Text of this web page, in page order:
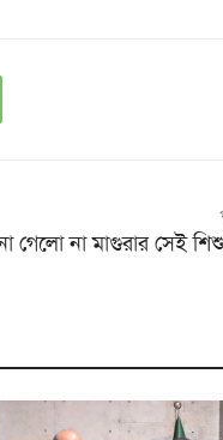
গেলো না মাগুরার সেই